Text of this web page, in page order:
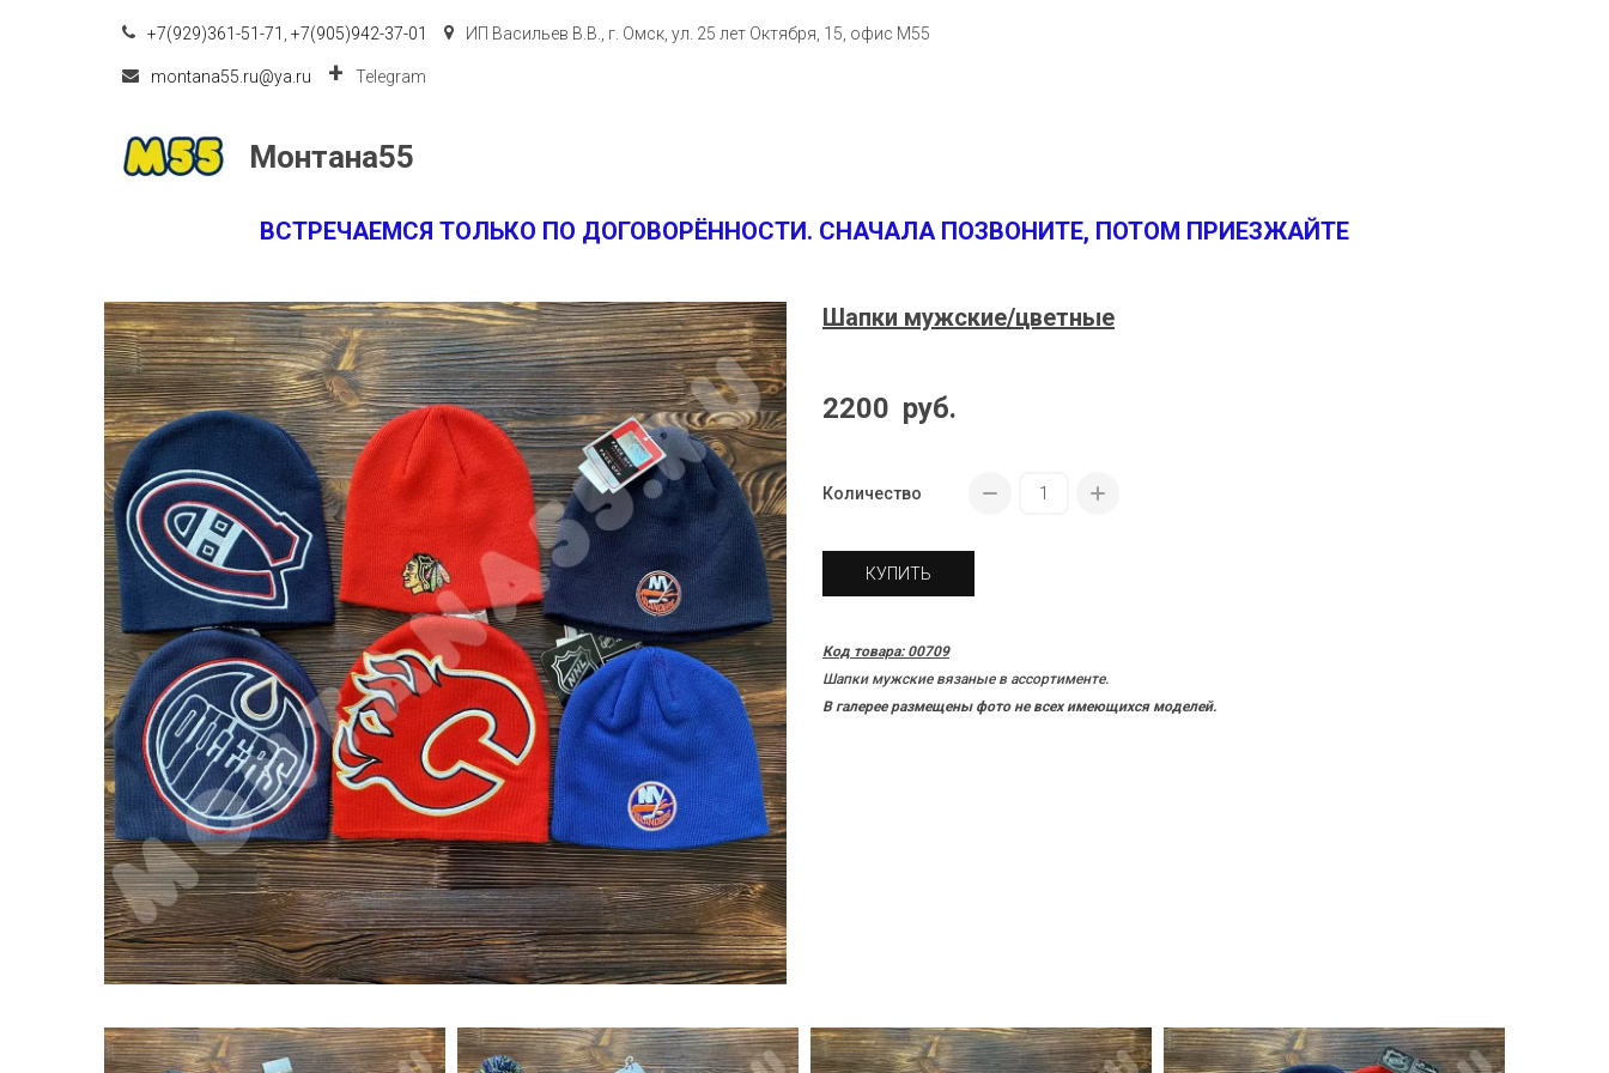
+7(929)361-51-71 +7(905)942-37-01 ИП Васильев В.В. г. Омск ул. 25 лет Октября, 15 офис M55
montana55.ru@ya.ru Telegram
Монтана55
ВСТРЕЧАЕМСЯ ТОЛЬКО ПО ДОГОВОРЁННОСТИ. СНАЧАЛА ПОЗВОНИТЕ, ПОТОМ ПРИЕЗЖАЙТЕ
Шапки мужские/цветные
2200 руб.
Количество
КУПИТЬ
Код товара: 00709
Шапки мужские вязаные в ассортименте.
В галерее размещены фото не всех имеющихся моделей.